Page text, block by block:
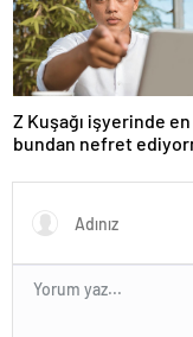
Z Kuşağı işyerinde
bundan nefret